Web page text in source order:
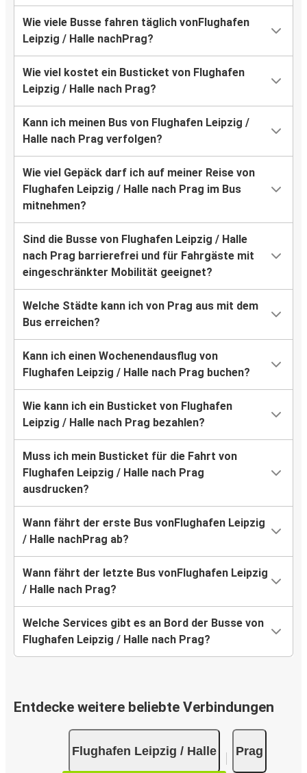
Wie viele Busse fahren täglich vonFlughafen
Leipzig / Halle nachPrag?
Wie viel kostet ein Busticket von Flughafen
Leipzig / Halle nach Prag?
Kann ich meinen Bus von Flughafen Leipzig /
Halle nach Prag verfolgen?
Wie viel Gepäck darf ich auf meiner Reise von
Flughafen Leipzig / Halle nach Prag im Bus
mitnehmen?
Sind die Busse von Flughafen Leipzig / Halle
nach Prag barrierefrei und für Fahrgäste mit
eingeschränkter Mobilität geeignet?
Welche Städte kann ich von Prag aus mit dem
Bus erreichen?
Kann ich einen Wochenendausflug von
Flughafen Leipzig / Halle nach Prag buchen?
Wie kann ich ein Busticket von Flughafen
Leipzig / Halle nach Prag bezahlen?
Muss ich mein Busticket für die Fahrt von
Flughafen Leipzig / Halle nach Prag
ausdrucken?
Wann fährt der erste Bus vonFlughafen Leipzig
/ Halle nachPrag ab?
Wann fährt der letzte Bus vonFlughafen Leipzig
/ Halle nach Prag?
Welche Services gibt es an Bord der Busse von
Flughafen Leipzig / Halle nach Prag?
Entdecke weitere beliebte Verbindungen
Flughafen Leipzig / Halle Prag